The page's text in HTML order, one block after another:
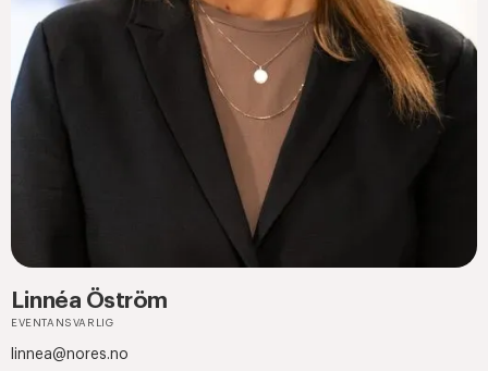
Linnéa Öström
EVENTANSVARLIG
linnea@nores.no